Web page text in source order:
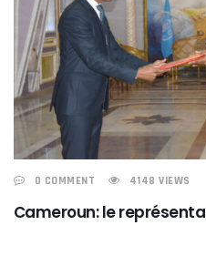
0 COMMENT 4148 VIEWS
Cameroun: le